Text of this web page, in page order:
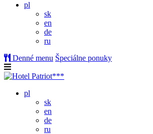
pl
sk
en
de
ru
Denné menu Špeciálne ponuky
pl
sk
en
de
ru